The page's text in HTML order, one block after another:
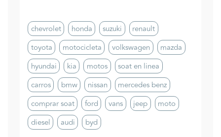
chevrolet honda suzuki
renault
toyota
motocicleta volkswagen
mazda
hyundai
kia motos
soat en linea
carros
bmw nissan
mercedes benz
comprar soat
ford vans jeep
moto
diesel
audi byd